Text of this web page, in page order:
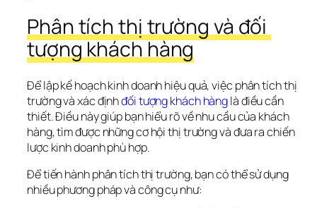
Phân tích thị trường và đối
tượng khách hàng
Để lập kế hoạch kinh doanh hiệu quả, việc phân tích thị
trường và xác định đối tượng khách hàng là điều cần
thiết. Điều này giúp bạn hiểu rõ về nhu cầu của khách
hàng, tìm được những cơ hội thị trường và đưa ra chiến
lược kinh doanh phù hợp.
Để tiến hành phân tích thị trường, bạn có thể sử dụng
nhiều phương pháp và công cụ như: